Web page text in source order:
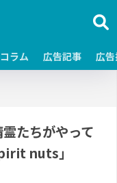
コラム 広告記事 広
霊たちがやって
nuts」